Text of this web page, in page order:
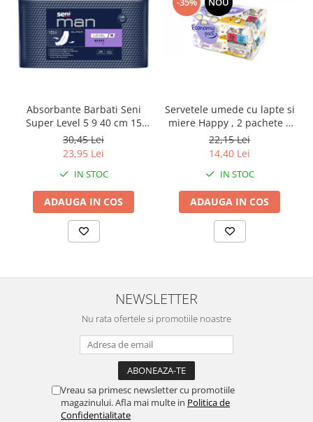
Absorbante Barbati Seni
Super Level 5 9 40 cm 15
Bucati
30,45 Lei
23,95 Lei
IN STOC
ADAUGA IN COS
Servetele umede cu lapte si
miere Happy , 2 pachete x
64 bucati, 128 bucati
22,15 Lei
14,40 Lei
IN STOC
ADAUGA IN COS
NEWSLETTER
Nu rata ofertele si promotiile noastre
Vreau sa primesc newsletter cu promotiile
magazinului. Afla mai multe in Politica de
Confidentialitate